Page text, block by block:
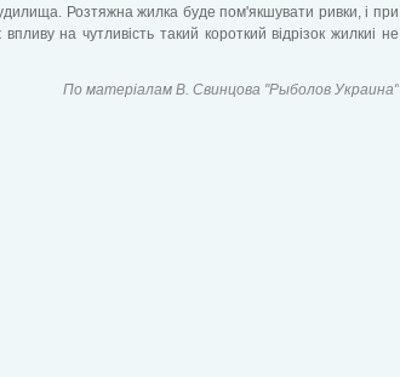
Розтяжна жилка буде пом'якшувати ривки, і при
на чутливість такий короткий відрізок жилкиі не
По матеріалам В. Свинцова "Рыболов Украина"